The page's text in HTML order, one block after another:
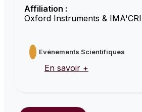
Affiliation :
Oxford Instruments & IMA'CRI
Evénements Scientifiques
En savoir +